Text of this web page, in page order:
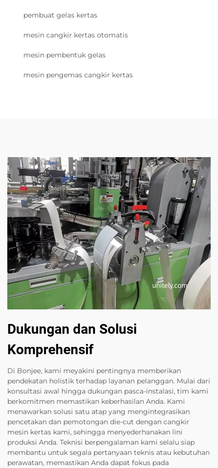
pembuat gelas kertas
mesin cangkir kertas otomatis
mesin pembentuk gelas
mesin pengemas cangkir kertas
Dukungan dan Solusi
Komprehensif
Di Bonjee, kami meyakini pentingnya memberikan
pendekatan holistik terhadap layanan pelanggan. Mulai dari
konsultasi awal hingga dukungan pasca-instalasi, tim kami
berkomitmen memastikan keberhasilan Anda. Kami
menawarkan solusi satu atap yang mengintegrasikan
pencetakan dan pemotongan die-cut dengan cangkir
mesin kertas kami, sehingga menyederhanakan lini
produksi Anda. Teknisi berpengalaman kami selalu siap
membantu untuk segala pertanyaan teknis atau kebutuhan
perawatan, memastikan Anda dapat fokus pada